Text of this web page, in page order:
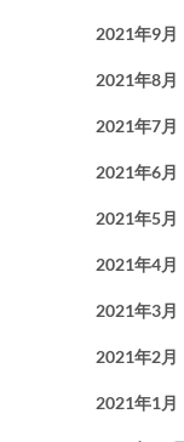
2021年9月
2021年8月
2021年7月
2021年6月
2021年5月
2021年4月
2021年3月
2021年2月
2021年1月